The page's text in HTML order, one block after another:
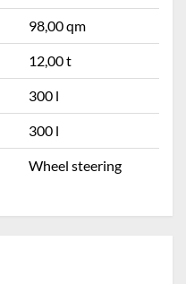
98,00 qm
12,00 t
300 l
300 l
Wheel steering